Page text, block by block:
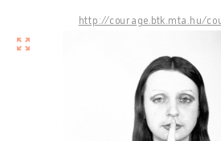
http://courage.btk.mta.hu/